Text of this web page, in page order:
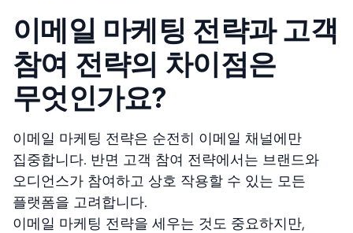
이메일 마케팅 전략과 고객
참여 전략의 차이점은
무엇인가요?
이메일 마케팅 전략은 순전히 이메일 채널에만
집중합니다. 반면 고객 참여 전략에서는 브랜드와
오디언스가 참여하고 상호 작용할 수 있는 모든
플랫폼을 고려합니다.
이메일 마케팅 전략을 세우는 것도 중요하지만,